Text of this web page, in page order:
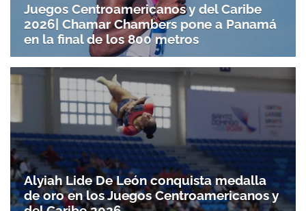
Juegos Centroamericanos y del Caribe
2026| Chamar Chambers pone a Panamá
en la final de los 800 metros
Alyiah Lide De León conquista medalla
de oro en los Juegos Centroamericanos y